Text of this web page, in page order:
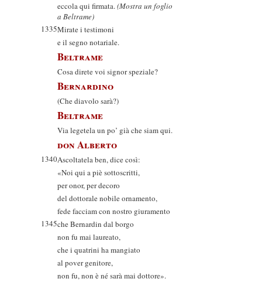
eccola qui firmata.(Mostra un foglio
a Beltrame)
1335Mirate i testimoni
e il segno notariale.
Beltrame
Cosa direte voi signor speziale?
Bernardino
(Che diavolo sarà?)
Beltrame
Via legetela un po’ già che siam qui.
don Alberto
1340Ascoltatela ben, dice così:
«Noi qui a piè sottoscritti,
per onor, per decoro
del dottorale nobile ornamento,
fede facciam con nostro giuramento
1345che Bernardin dal borgo
non fu mai laureato,
che i quatrini ha mangiato
al pover genitore,
non fu, non è né sarà mai dottore».